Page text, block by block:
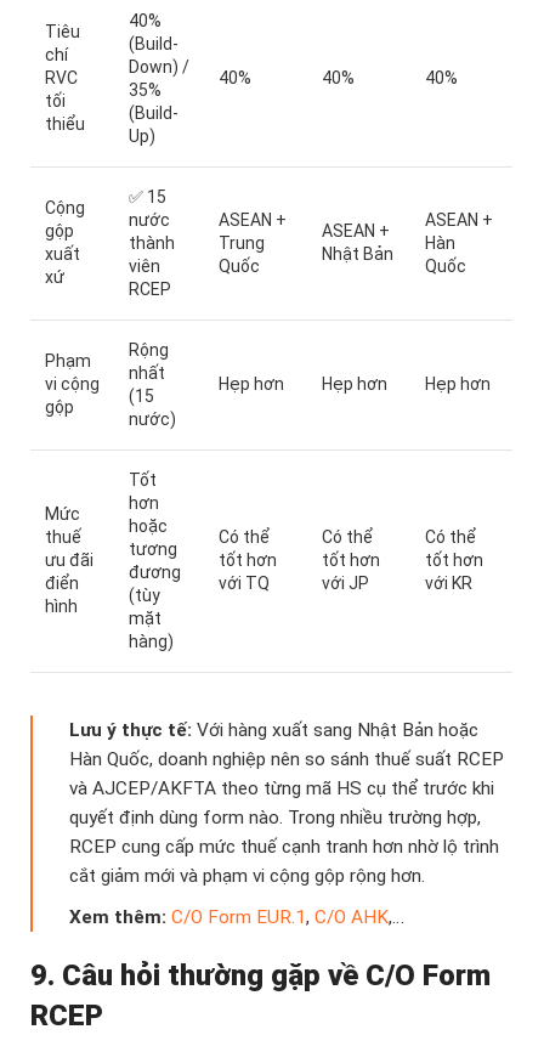
Tiêu
chí
RVC
tối
thiểu
40%
(Build-
Down) /
35%
(Build-
Up)
40% 40% 40%
Cộng
gộp
xuất
xứ
✅ 15
nước
thành
viên
RCEP
ASEAN +
Trung
Quốc
ASEAN +
Nhật Bản
ASEAN +
Hàn
Quốc
Phạm
vi cộng
gộp
Rộng
nhất
(15
nước)
Hẹp hơn Hẹp hơn Hẹp hơn
Mức
thuế
ưu đãi
điển
hình
Tốt
hơn
hoặc
tương
đương
(tùy
mặt
hàng)
Có thể
tốt hơn
với TQ
Có thể
tốt hơn
với JP
Có thể
tốt hơn
với KR
Lưu ý thực tế: Với hàng xuất sang Nhật Bản hoặc
Hàn Quốc, doanh nghiệp nên so sánh thuế suất RCEP
và AJCEP/AKFTA theo từng mã HS cụ thể trước khi
quyết định dùng form nào. Trong nhiều trường hợp,
RCEP cung cấp mức thuế cạnh tranh hơn nhờ lộ trình
cắt giảm mới và phạm vi cộng gộp rộng hơn.
Xem thêm: C/O Form EUR.1, C/O AHK,…
9. Câu hỏi thường gặp về C/O Form
RCEP